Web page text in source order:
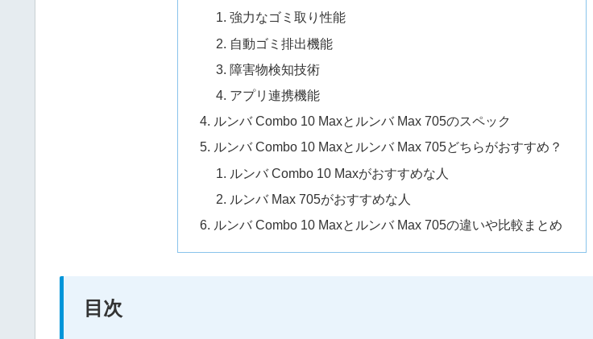
強力なゴミ取り性能
自動ゴミ排出機能
障害物検知技術
アプリ連携機能
ルンバ Combo 10 Maxとルンバ Max 705のスペック
ルンバ Combo 10 Maxとルンバ Max 705どちらがおすすめ？
ルンバ Combo 10 Maxがおすすめな人
ルンバ Max 705がおすすめな人
ルンバ Combo 10 Maxとルンバ Max 705の違いや比較まとめ
目次